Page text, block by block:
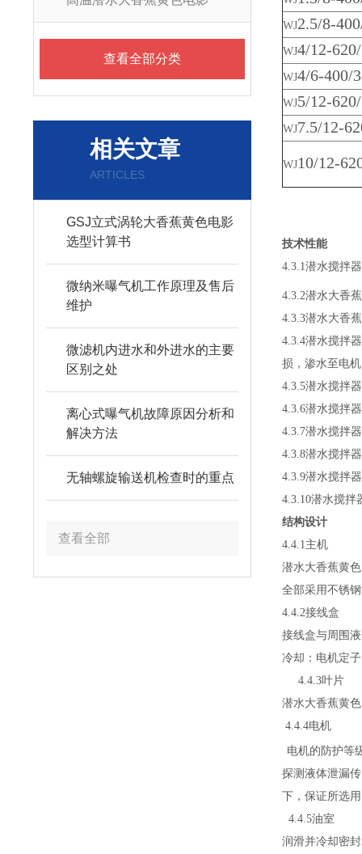
查看全部分类
相关文章
ARTICLES
GSJ立式涡轮大香蕉黄色电影
选型计算书
微纳米曝气机工作原理及售后
维护
微滤机内进水和外进水的主要
区别之处
离心式曝气机故障原因分析和
解决方法
无轴螺旋输送机检查时的重点
查看全部
WJ2.5/8-
WJ4/12-
WJ4/6-400/
WJ5/12-
WJ7.5/12-
WJ10/12-
技术性能
4.3.1潜水搅拌器转
4.3.2潜水大香蕉
4.3.3潜水大香蕉
4.3.4潜水搅拌
损，渗水至电
4.3.5潜水搅拌器
4.3.6潜水搅拌器
4.3.7潜水搅拌器
4.3.8潜水搅拌
4.3.9潜水搅拌器
4.3.10潜水搅拌
结构设计
4.4.1主机
潜水大香蕉黄色电
全部采用不锈钢制
4.4.2接线盒
接线盒与周围液体
冷却：电机定
4.4.3叶片
潜水大香蕉黄色
4.4.4电机
电机的防护等
探测液体泄漏传
下，保证所
4.4.5油室
润滑并冷却密封